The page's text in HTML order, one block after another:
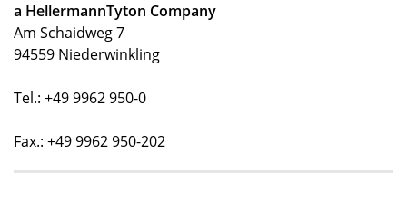
a HellermannTyton Company
Am Schaidweg 7
94559 Niederwinkling
Tel.: +49 9962 950-0
Fax.: +49 9962 950-202